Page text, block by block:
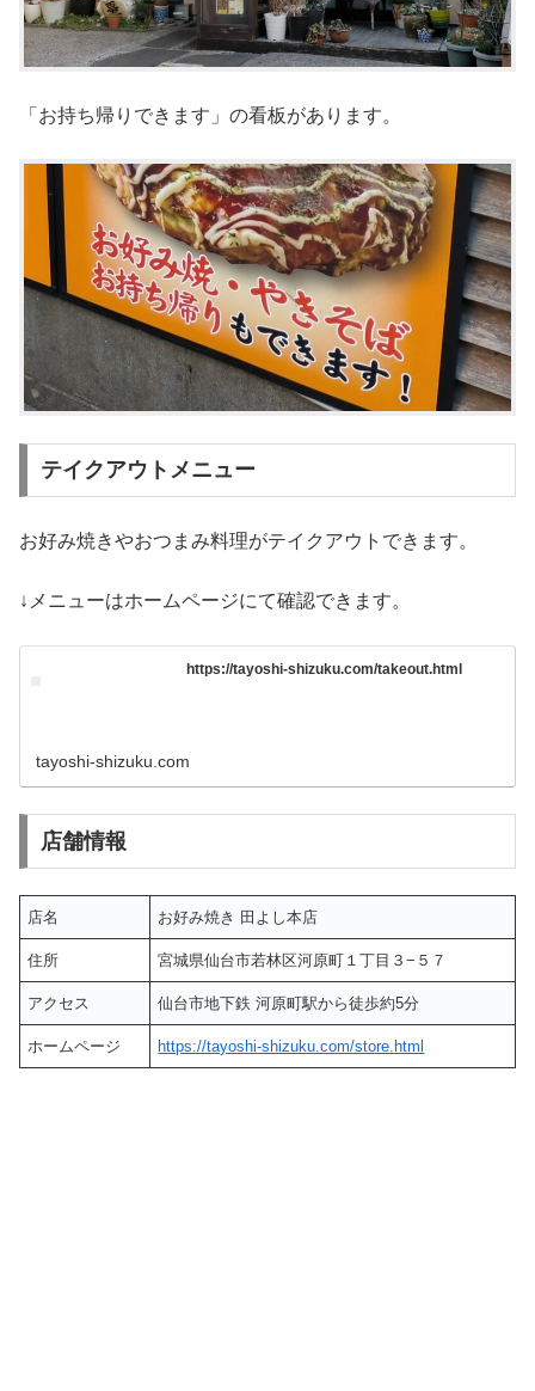
「お持ち帰りできます」の看板があります。
テイクアウトメニュー
お好み焼きやおつまみ料理がテイクアウトできます。
↓メニューはホームページにて確認できます。
https://tayoshi-shizuku.com/takeout.html
tayoshi-shizuku.com
店舗情報
店名 お好み焼き 田よし本店
住所 宮城県仙台市若林区河原町１丁目３−５７
アクセス 仙台市地下鉄 河原町駅から徒歩約5分
ホームページ https://tayoshi-shizuku.com/store.html